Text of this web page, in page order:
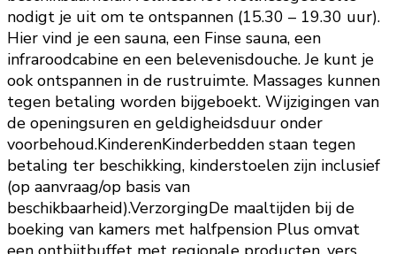
nodigt je uit om te ontspannen (15.30 – 19.30 uur).
Hier vind je een sauna, een Finse sauna, een
infraroodcabine en een belevenisdouche. Je kunt je
ook ontspannen in de rustruimte. Massages kunnen
tegen betaling worden bijgeboekt. Wijzigingen van
de openingsuren en geldigheidsduur onder
voorbehoud.KinderenKinderbedden staan tegen
betaling ter beschikking, kinderstoelen zijn inclusief
(op aanvraag/op basis van
beschikbaarheid).VerzorgingDe maaltijden bij de
boeking van kamers met halfpension Plus omvat